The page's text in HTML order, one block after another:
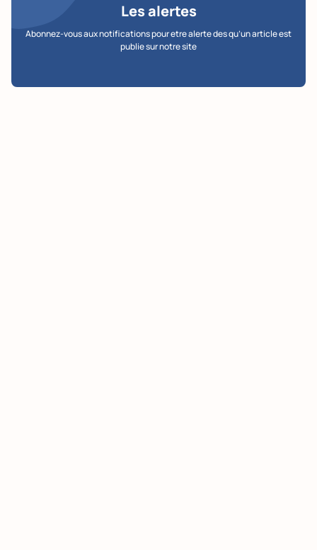
Les alertes
Abonnez-vous aux notifications pour etre alerte des qu’un article est
publie sur notre site